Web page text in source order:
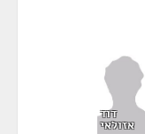
דוד
אזולאי